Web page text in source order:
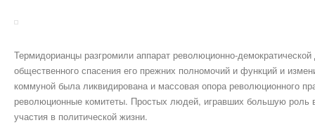
Термидорианцы разгромили аппарат революционно-
общественного спасения его прежних полномочий и функций и
коммуной была ликвидирована и массовая опора революционного
революционные комитеты. Простых людей, игравших большую роль
участия в политической жизни.